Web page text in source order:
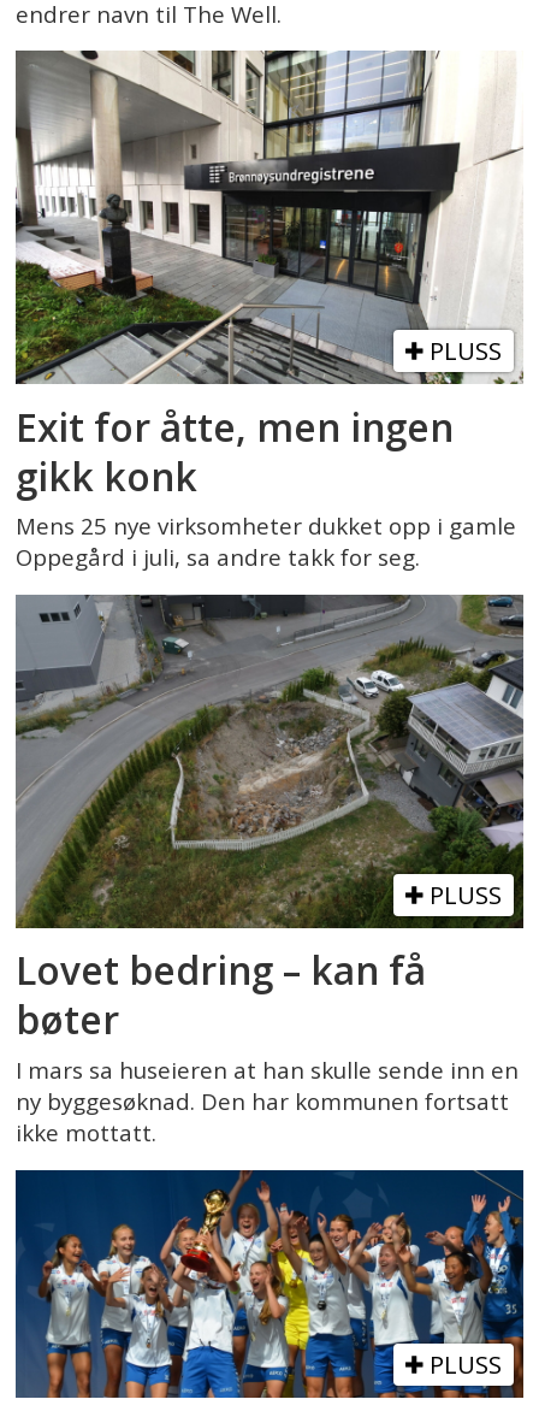
endrer navn til The Well.
PLUSS
Exit for åtte, men ingen
gikk konk
Mens 25 nye virksomheter dukket opp i gamle
Oppegård i juli, sa andre takk for seg.
PLUSS
Lovet bedring – kan få
bøter
I mars sa huseieren at han skulle sende inn en
ny byggesøknad. Den har kommunen fortsatt
ikke mottatt.
PLUSS